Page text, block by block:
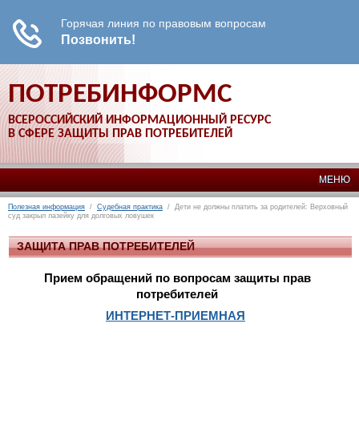
ПОТРЕБИНФОРМС
ВСЕРОССИЙСКИЙ ИНФОРМАЦИОННЫЙ РЕСУРС
В СФЕРЕ ЗАЩИТЫ ПРАВ ПОТРЕБИТЕЛЕЙ
МЕНЮ
Полезная информация / Судебная практика / Дети не должны платить за родителей: Верховный
суд закрыл лазейку для долговых ловушек
ЗАЩИТА ПРАВ ПОТРЕБИТЕЛЕЙ
Прием обращений по вопросам защиты прав
потребителей
ИНТЕРНЕТ-ПРИЕМНАЯ